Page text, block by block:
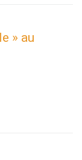
» au